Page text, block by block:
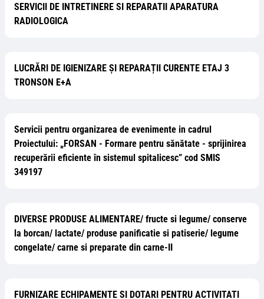
SERVICII DE INTRETINERE SI REPARATII APARATURA
RADIOLOGICA
LUCRĂRI DE IGIENIZARE ȘI REPARAȚII CURENTE ETAJ 3
TRONSON E+A
Servicii pentru organizarea de evenimente in cadrul
Proiectului: „FORSAN - Formare pentru sănătate - sprijinirea
recuperării eficiente în sistemul spitalicesc” cod SMIS
349197
DIVERSE PRODUSE ALIMENTARE/ fructe si legume/ conserve
la borcan/ lactate/ produse panificatie si patiserie/ legume
congelate/ carne si preparate din carne-II
FURNIZARE ECHIPAMENTE SI DOTARI PENTRU ACTIVITATI